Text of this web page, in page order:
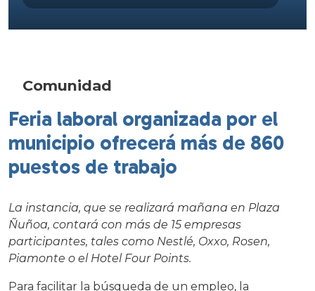
Comunidad
Feria laboral organizada por el
municipio ofrecerá más de 860
puestos de trabajo
La instancia, que se realizará mañana en Plaza
Ñuñoa, contará con más de 15 empresas
participantes, tales como Nestlé, Oxxo, Rosen,
Piamonte o el Hotel Four Points.
Para facilitar la búsqueda de un empleo, la